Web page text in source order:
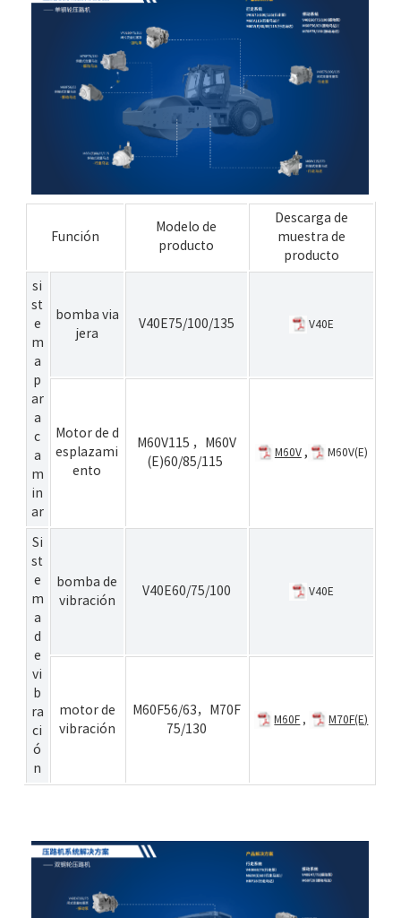
Función
Modelo de
producto
Descarga de
muestra de
producto
si
st
e
m
a
p
ar
a
c
a
m
in
ar
bomba via
jera
V40E75/100/135 V40E
Motor de d
esplazami
ento
M60V115 ，
M60V
(E)60/85/115
M60V , M60V(E)
Si
st
e
m
a
d
e
vi
b
ra
ci
ó
n
bomba de
vibración
V40E60/75/100 V40E
motor de
vibración
M60F56/63 ，
M70F
75/130
M60F M70F(E)